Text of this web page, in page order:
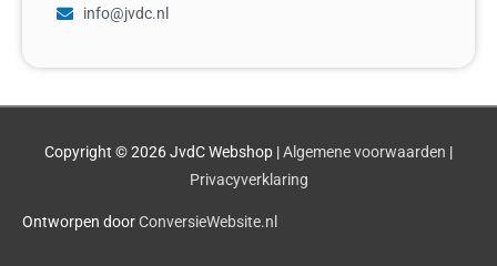
info@jvdc.nl
Copyright © 2026JvdC Webshop |Algemene voorwaarden |
Privacyverklaring
Ontworpen doorConversieWebsite.nl